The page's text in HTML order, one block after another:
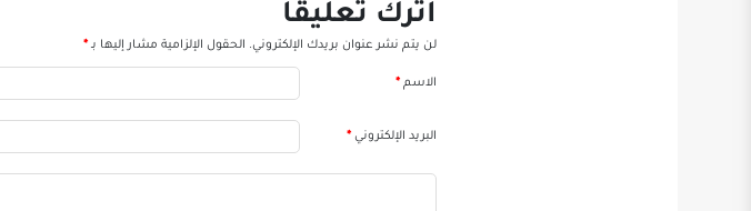
اترك تعليقاً
لن يتم نشر عنوان بريدك الإلكتروني. الحقول الإلزامية مشار إليها بـ*
الاسم*
البريد الإلكتروني*